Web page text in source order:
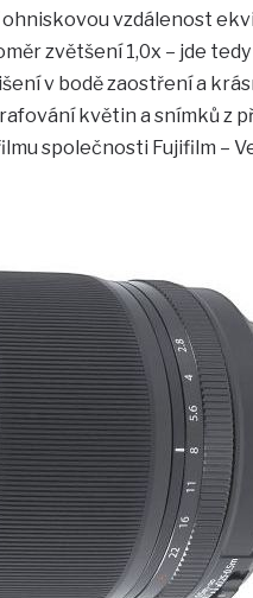
vzdálenost
zvětšení 1,0x – jde
v bodě zaostření a
květin a snímků z
společnosti Fujifilm –